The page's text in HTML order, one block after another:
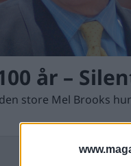
år –
store Mel Brooks